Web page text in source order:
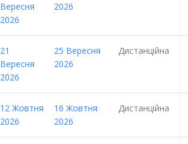
Вересня
2026
2026
21
Вересня
2026
25 Вересня
2026
Дистанційна
12 Жовтня
2026
16 Жовтня
2026
Дистанційна